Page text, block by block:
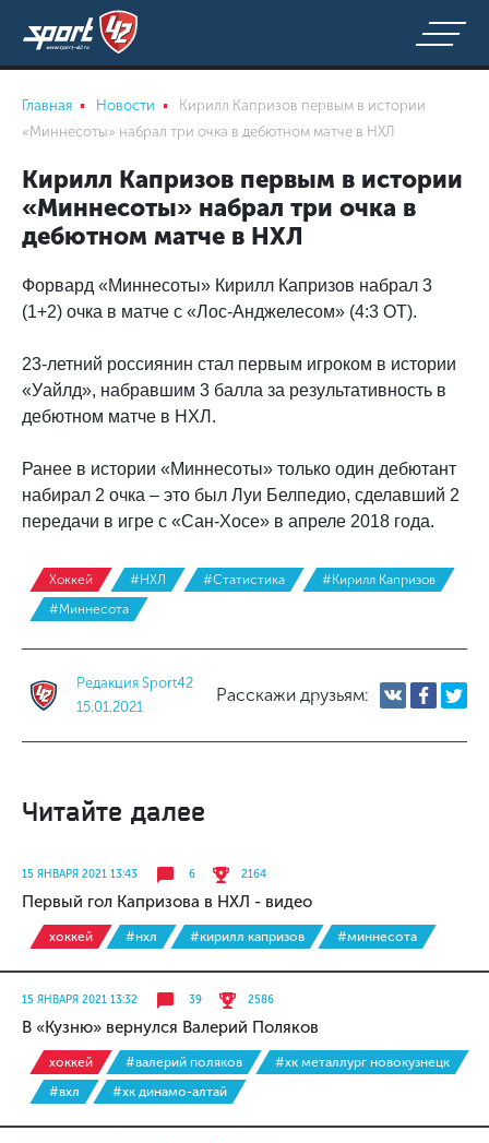
Главная Новости
Кирилл Капризов первым в истории
«Миннесоты» набрал три очка в дебютном матче в НХЛ
Кирилл Капризов первым в истории
«Миннесоты» набрал три очка в
дебютном матче в НХЛ
Форвард «Миннесоты» Кирилл Капризов набрал 3
(1+2) очка в матче с «Лос-Анджелесом» (4:3 ОТ).
23-летний россиянин стал первым игроком в истории
«Уайлд», набравшим 3 балла за результативность в
дебютном матче в НХЛ.
Ранее в истории «Миннесоты» только один дебютант
набирал 2 очка – это был Луи Белпедио, сделавший 2
передачи в игре с «Сан-Хосе» в апреле 2018 года.
Хоккей #НХЛ #Статистика
#Кирилл Капризов
#Миннесота
Редакция Sport42
15.01.2021
Расскажи друзьям:
Читайте далее
15 ЯНВАРЯ 2021 13:43 6 2164
Первый гол Капризова в НХЛ - видео
хоккей #нхл #кирилл капризов #миннесота
15 ЯНВАРЯ 2021 13:32 39 2586
В «Кузню» вернулся Валерий Поляков
хоккей #валерий поляков
#хк металлург новокузнецк
#вхл
#хк динамо-алтай